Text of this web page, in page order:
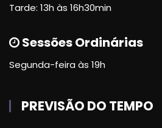
Tarde: 13h às 16h30min
Sessões Ordinárias
Segunda-feira às 19h
PREVISÃO DO TEMPO